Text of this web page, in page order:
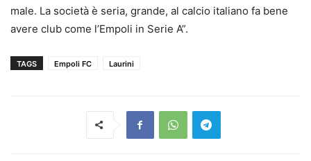
male. La società è seria, grande, al calcio italiano fa bene
avere club come l’Empoli in Serie A”.
TAGS Empoli FC Laurini